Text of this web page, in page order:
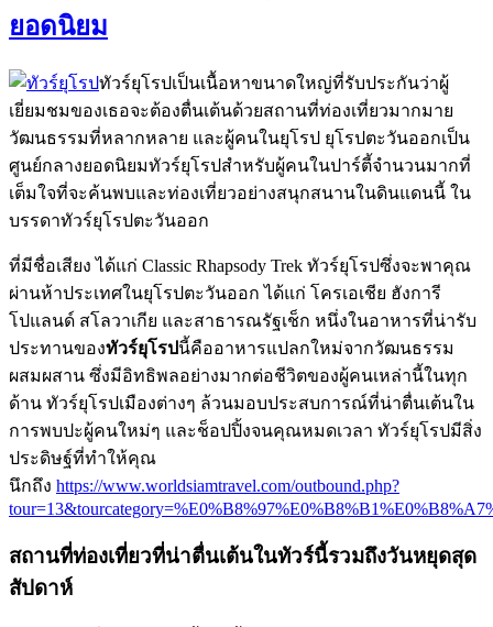
ยอดนิยม
ทัวร์ยุโรปเป็นเนื้อหาขนาดใหญ่ที่รับประกันว่าผู้
เยี่ยมชมของเธอจะต้องตื่นเต้นด้วยสถานที่ท่องเที่ยวมากมาย
วัฒนธรรมที่หลากหลาย และผู้คนในยุโรป ยุโรปตะวันออกเป็น
ศูนย์กลางยอดนิยมทัวร์ยุโรปสำหรับผู้คนในปาร์ตี้จำนวนมากที่
เต็มใจที่จะค้นพบและท่องเที่ยวอย่างสนุกสนานในดินแดนนี้ ใน
บรรดาทัวร์ยุโรปตะวันออก
ที่มีชื่อเสียง ได้แก่ Classic Rhapsody Trek ทัวร์ยุโรปซึ่งจะพาคุณ
ผ่านห้าประเทศในยุโรปตะวันออก ได้แก่ โครเอเชีย ฮังการี
โปแลนด์ สโลวาเกีย และสาธารณรัฐเช็ก หนึ่งในอาหารที่น่ารับ
ประทานของทัวร์ยุโรปนี้คืออาหารแปลกใหม่จากวัฒนธรรม
ผสมผสาน ซึ่งมีอิทธิพลอย่างมากต่อชีวิตของผู้คนเหล่านี้ในทุก
ด้าน ทัวร์ยุโรปเมืองต่างๆ ล้วนมอบประสบการณ์ที่น่าตื่นเต้นใน
การพบปะผู้คนใหม่ๆ และช็อปปิ้งจนคุณหมดเวลา ทัวร์ยุโรปมีสิ่ง
ประดิษฐ์ที่ทำให้คุณ
นึกถึง https://www.worldsiamtravel.com/outbound.php?
สถานที่ท่องเที่ยวที่น่าตื่นเต้นในทัวร์นี้รวมถึงวันหยุดสุด
สัปดาห์